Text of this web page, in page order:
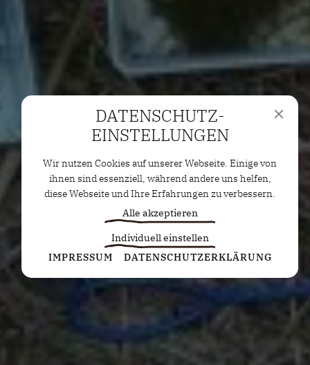
DATENSCHUTZ­
EINSTELLUNGEN
Wir nutzen Cookies auf unserer Webseite. Einige von
ihnen sind essenziell, während andere uns helfen,
diese Webseite und Ihre Erfahrungen zu verbessern.
Alle akzeptieren
Individuell einstellen
Statistiken
Diese Cookies erfassen anonyme Statistiken. Diese
Informationen helfen uns zu verstehen, wie wir
unsere Website noch weiter optimieren können.
IMPRESSUM DATENSCHUTZERKLÄRUNG